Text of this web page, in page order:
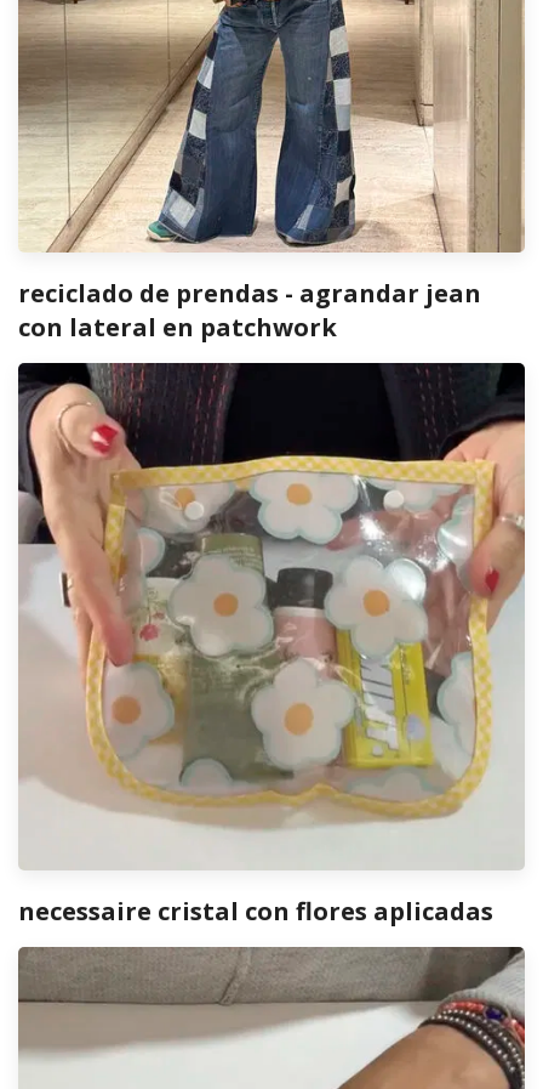
reciclado de prendas - agrandar jean
con lateral en patchwork
necessaire cristal con flores aplicadas